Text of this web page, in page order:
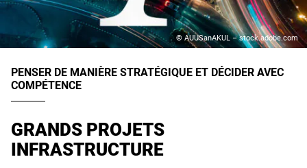
© AUUSanAKUL – stock.adobe.com
PENSER DE MANIÈRE STRATÉGIQUE ET DÉCIDER AVEC
COMPÉTENCE
GRANDS PROJETS
INFRASTRUCTURE